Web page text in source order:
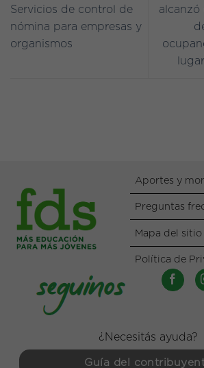
Servicios de control de
nómina para empresas y
organismos
alcanzó
Aportes y
Preguntas
Mapa del sitio
Política de
¿Necesitás ayuda?
Guía del